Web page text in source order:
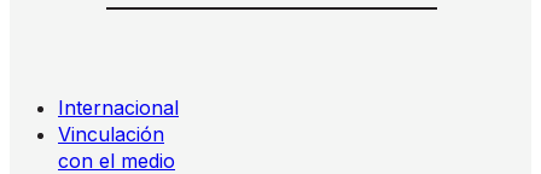
Internacional
Vinculación
con el medio